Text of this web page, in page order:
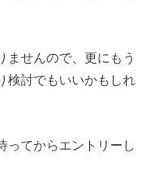
ませんので、更にもう
検討でもいいかもしれ
ってからエントリーし